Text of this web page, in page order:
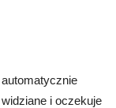
i oczekuje